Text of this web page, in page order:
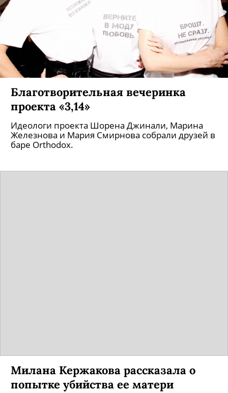
Благотворительная вечеринка
проекта «3,14»
Идеологи проекта Шорена Джинали, Марина
Железнова и Мария Смирнова собрали друзей в
баре Orthodox.
Милана Кержакова рассказала о
попытке убийства ее матери